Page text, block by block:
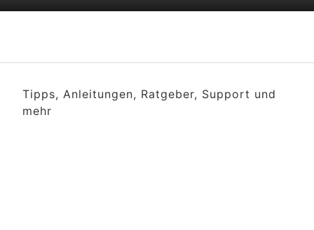
Tipps, Anleitungen, Ratgeber, Support und
mehr